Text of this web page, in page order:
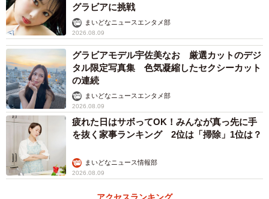
服装・身だしなみの自由が認められるべき項目（提供画像）
また、「服装・身だしなみにおいて自由が認められるべき
だと思う項目」については、全体・学生ともに「髪色」
（同61.4％、56.5％）、「髪型」（同59.5％、49.1％）、
グラビアに挑戦
まいどなニュースエンタメ部
2026.08.09
グラビアモデル宇佐美なお 厳選カットのデジ
タル限定写真集 色気凝縮したセクシーカット
の連続
まいどなニュースエンタメ部
2026.08.09
疲れた日はサボってOK！みんなが真っ先に手
を抜く家事ランキング 2位は「掃除」1位は？
まいどなニュース情報部
2026.08.09
アクセスランキング